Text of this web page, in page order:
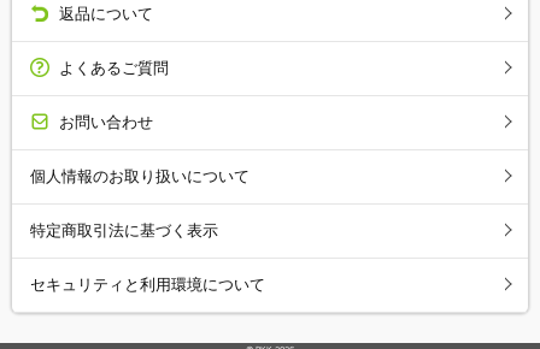
返品について
よくあるご質問
お問い合わせ
個人情報のお取り扱いについて
特定商取引法に基づく表示
セキュリティと利用環境について